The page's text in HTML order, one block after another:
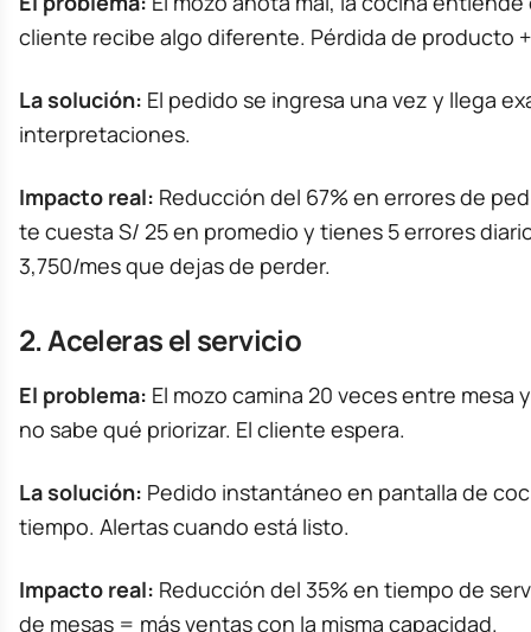
cliente recibe algo diferente. Pérdida de producto
La solución: El pedido se ingresa una vez y llega
interpretaciones.
Impacto real: Reducción del 67% en errores de
te cuesta S/ 25 en promedio y tienes 5 errores
3,750/mes que dejas de perder.
2. Aceleras el servicio
El problema: El mozo camina 20 veces entre mesa
no sabe qué priorizar. El cliente espera.
La solución: Pedido instantáneo en pantalla de
tiempo. Alertas cuando está listo.
Impacto real: Reducción del 35% en tiempo de
de mesas = más ventas con la misma capacidad.